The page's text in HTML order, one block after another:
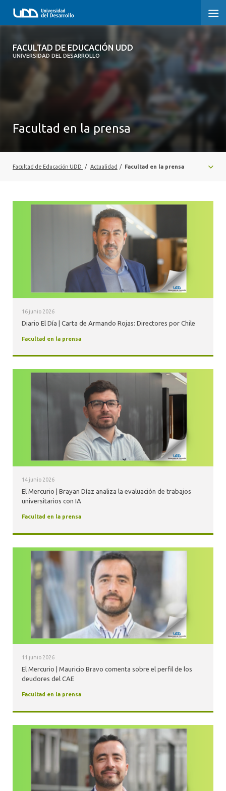
FACULTAD DE EDUCACIÓN UDD
UNIVERSIDAD DEL DESARROLLO
FACULTAD DE EDUCACIÓN UDD
VINCULACIÓN CON EL MEDIO
Facultad en la prensa
Facultad de Educación UDD / Actualidad / Facultad en la prensa
16 junio 2026
Diario El Día | Carta de Armando Rojas: Directores por Chile
Facultad en la prensa
14 junio 2026
El Mercurio | Brayan Díaz analiza la evaluación de trabajos
universitarios con IA
Facultad en la prensa
11 junio 2026
El Mercurio | Mauricio Bravo comenta sobre el perfil de los
deudores del CAE
Facultad en la prensa